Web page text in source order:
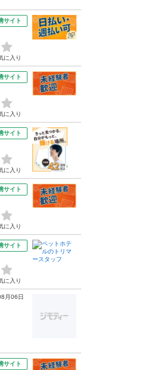
サイト
に入り
サイト
に入り
サイト
に入り
サイト
に入り
サイト
に入り
月06日
サイト